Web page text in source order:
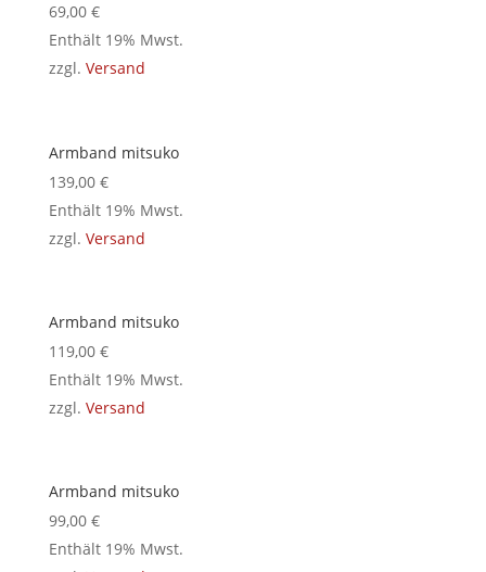
69,00 €
Enthält 19% Mwst.
zzgl. Versand
Armband mitsuko
139,00 €
Enthält 19% Mwst.
zzgl. Versand
Armband mitsuko
119,00 €
Enthält 19% Mwst.
zzgl. Versand
Armband mitsuko
99,00 €
Enthält 19% Mwst.